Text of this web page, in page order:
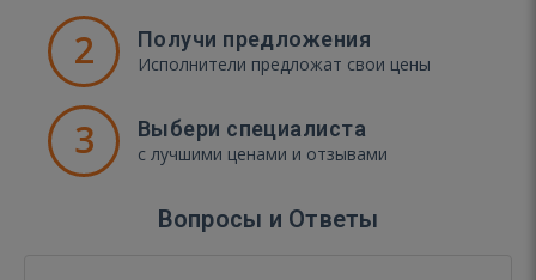
2 Получи предложения
Исполнители предложат свои цены
3 Выбери специалиста
с лучшими ценами и отзывами
Вопросы и Ответы